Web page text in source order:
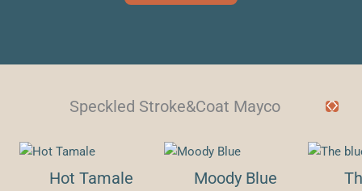
Speckled Stroke&Coat Mayco
Hot Tamale Moody Blue